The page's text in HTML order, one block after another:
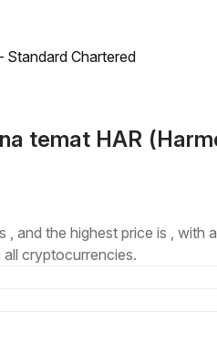
Standard Chartered
temat HAR
and the highest price is , with
all cryptocurrencies.